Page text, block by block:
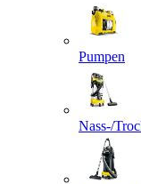
Pumpen
Nass-/